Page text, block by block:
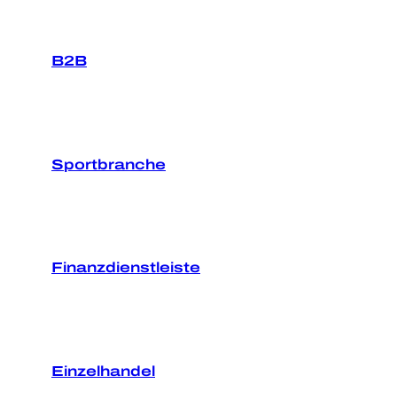
B2B
Sportbranche
Finanzdienstleiste
Einzelhandel